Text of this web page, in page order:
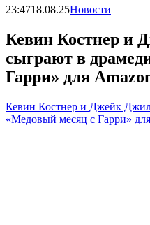
23:4718.08.25Новости
Кевин Костнер и
сыграют в
Гарри» для
Кевин Костнер и Джейк
«Медовый месяц с Гарри»